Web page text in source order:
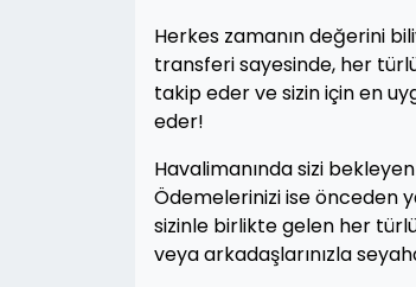
Herkes zamanın değerini
transferi sayesinde, her
takip eder ve sizin için en
eder!
Havalimanında sizi
Ödemelerinizi ise önceden
sizinle birlikte gelen her
veya arkadaşlarınızla